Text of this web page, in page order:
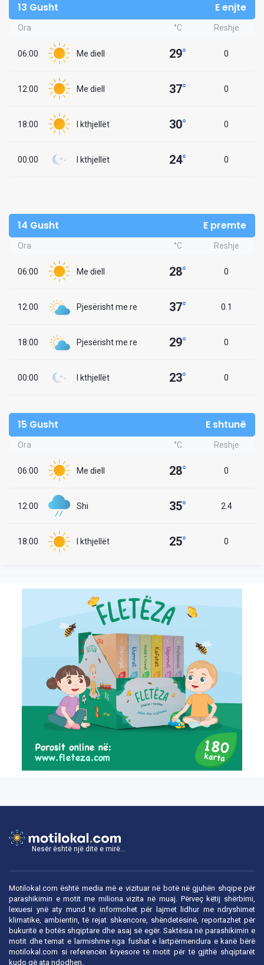
13 Gusht E enjte
Ora °C Reshje
06:00 Me diell 29° 0
12:00 Me diell 37° 0
18:00 I kthjellët 30° 0
00:00 I kthjellët 24° 0
14 Gusht E premte
Ora °C Reshje
06:00 Me diell 28° 0
12:00 Pjesërisht me re 37° 0.1
18:00 Pjesërisht me re 29° 0
00:00 I kthjellët 23° 0
15 Gusht E shtunë
Ora °C Reshje
06:00 Me diell 28° 0
12:00 Shi 35° 2.4
18:00 I kthjellët 25° 0
Nesër është një ditë e mirë...
Motilokal.com është media më e vizituar në botë në gjuhën shqipe për
parashikimin e motit me miliona vizita në muaj. Përveç këtij shërbimi,
lexuesi ynë aty mund të informohet për lajmet lidhur me ndryshimet
klimatike, ambientin, të rejat shkencore, shëndetësinë, reportazhet për
bukuritë e botës shqiptare dhe asaj së egër. Saktësia në parashikimin e
motit dhe temat e larmishme nga fushat e lartpërmendura e kanë bërë
motilokal.com si referencën kryesore të motit për të gjithë shqiptarët
kudo që ata ndodhen.